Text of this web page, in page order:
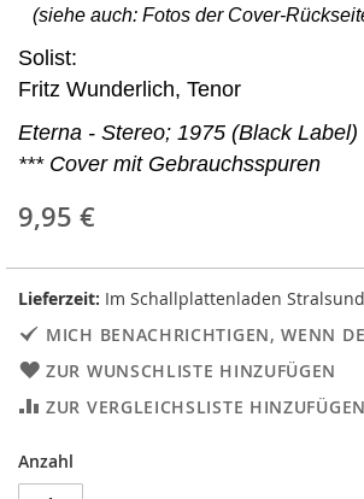
(siehe auch: Fotos der Cover-
Solist:
Fritz Wunderlich, Tenor
Eterna - Stereo; 1975 (Black Label)
*** Cover mit Gebrauchsspuren
9,95 €
Lieferzeit: Im Schallplattenladen Stralsund
MICH BENACHRICHTIGEN, WENN
ZUR WUNSCHLISTE HINZUFÜGEN
ZUR VERGLEICHSLISTE HINZUFÜGEN
Anzahl